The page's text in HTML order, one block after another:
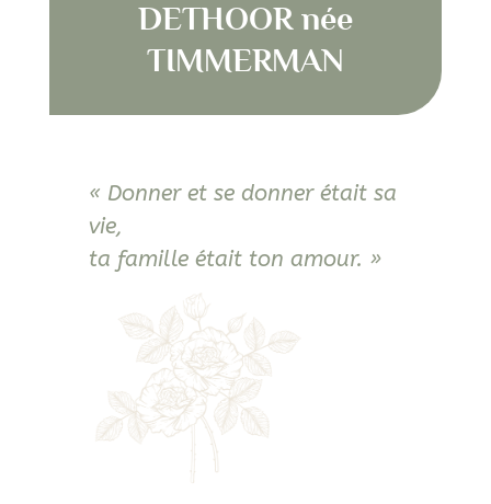
DETHOOR née
TIMMERMAN
« Donner et se donner était sa
vie,
ta famille était ton amour. »